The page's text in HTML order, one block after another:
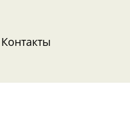
Контакты